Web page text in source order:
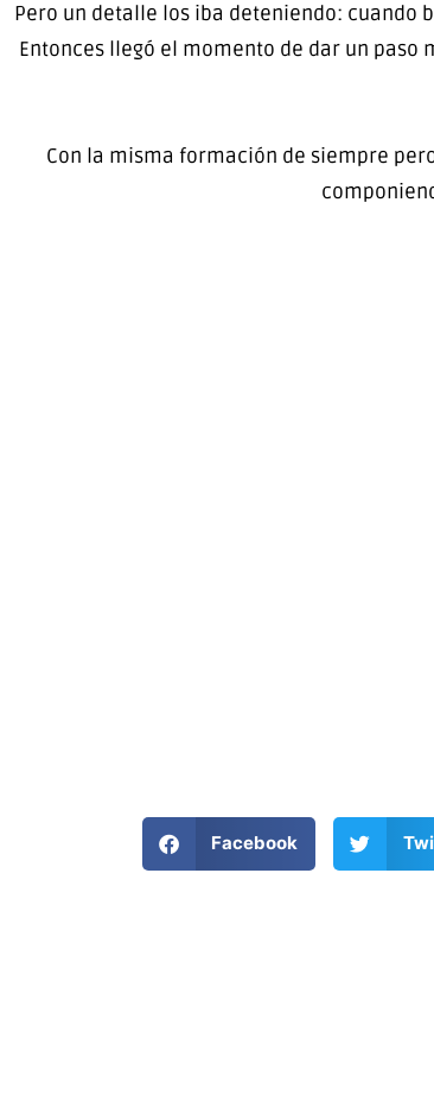
Pero un detalle los iba deteniendo: cuando
Entonces llegó el momento de dar un
Con la misma formación de siempre
Facebook